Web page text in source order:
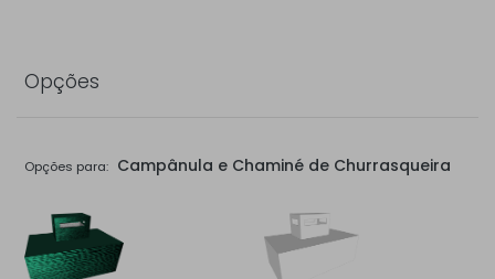
Opções
Opções para: Campânula e Chaminé de Churrasqueira